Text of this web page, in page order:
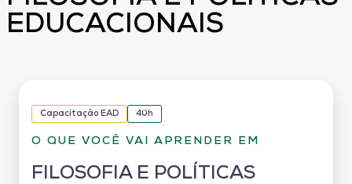
EDUCACIONAIS
Capacitação EAD 40h
O QUE VOCÊ VAI APRENDER EM
FILOSOFIA E POLÍTICAS